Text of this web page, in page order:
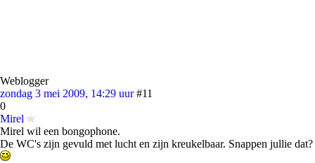
Weblogger
zondag 3 mei 2009, 14:29 uur #11
0
Mirel
Mirel wil een bongophone.
De WC's zijn gevuld met lucht en zijn kreukelbaar. Snappen jullie dat?